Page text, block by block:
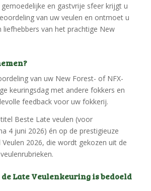
en gastvrije sfeer krijgt u
van uw veulen en ontmoet u
liefhebbers van het prachtige New
van uw New Forest- of NFX-
keuringsdag met andere fokkers en
feedback voor uw fokkerij.
Beste Late veulen (voor
4 juni 2026) én op de prestigieuze
2026, die wordt gekozen uit de
Late Veulenkeuring is bedoeld